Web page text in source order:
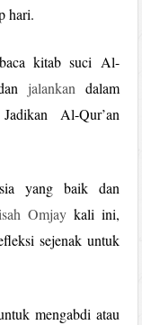
hari.
kitab suci Al-
jalankandalam
Al-Qur’an
yang baik dan
Omjaykali ini,
sejenak untuk
mengabdi atau